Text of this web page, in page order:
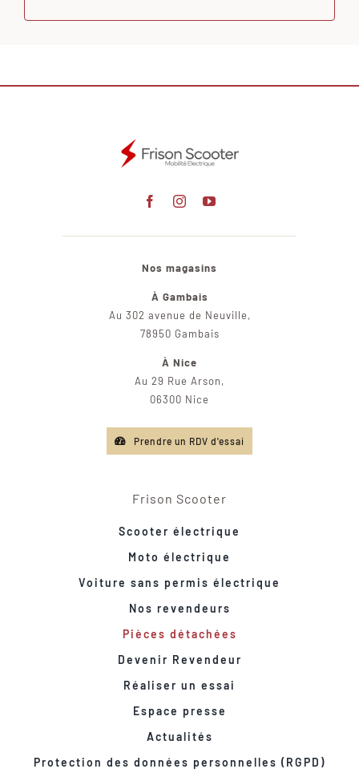
Nos magasins
À Gambais
Au 302 avenue de Neuville,
78950 Gambais
À Nice
Au 29 Rue Arson,
06300 Nice
Prendre un RDV d'essai
Frison Scooter
Scooter électrique
Moto électrique
Voiture sans permis électrique
Nos revendeurs
Pièces détachées
Devenir Revendeur
Réaliser un essai
Espace presse
Actualités
Protection des données personnelles (RGPD)